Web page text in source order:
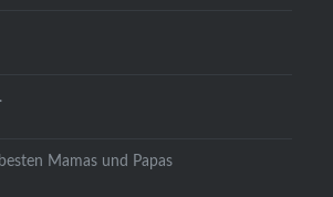
Mamas und Papas